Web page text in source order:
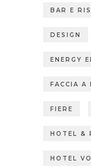
BAR E
DESIGN
ENERGY
FACCIA A
FIERE
HOTEL &
HOTEL